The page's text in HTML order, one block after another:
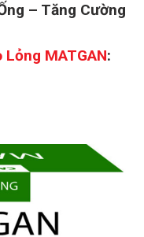
– Tăng Cường
Lỏng MATGAN: